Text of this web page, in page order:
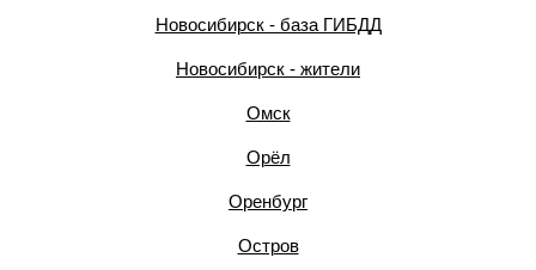
Новосибирск - база ГИБДД
Новосибирск - жители
Омск
Орёл
Оренбург
Остров